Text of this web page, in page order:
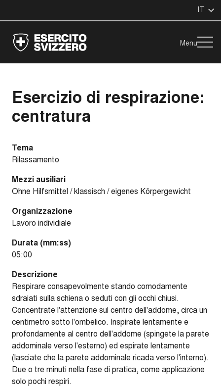
IT
Menu
Esercizio di respirazione:
centratura
Tema
Rilassamento
Mezzi ausiliari
Ohne Hilfsmittel / klassisch / eigenes Körpergewicht
Organizzazione
Lavoro individiale
Durata (mm:ss)
05:00
Descrizione
Respirare consapevolmente stando comodamente
sdraiati sulla schiena o seduti con gli occhi chiusi.
Concentrate l'attenzione sul centro dell'addome, circa un
centimetro sotto l'ombelico. Inspirate lentamente e
profondamente al centro dell'addome (spingete la parete
addominale verso l'esterno) ed espirate lentamente
(lasciate che la parete addominale ricada verso l'interno).
Due o tre minuti nella fase di pratica, come applicazione
solo pochi respiri.